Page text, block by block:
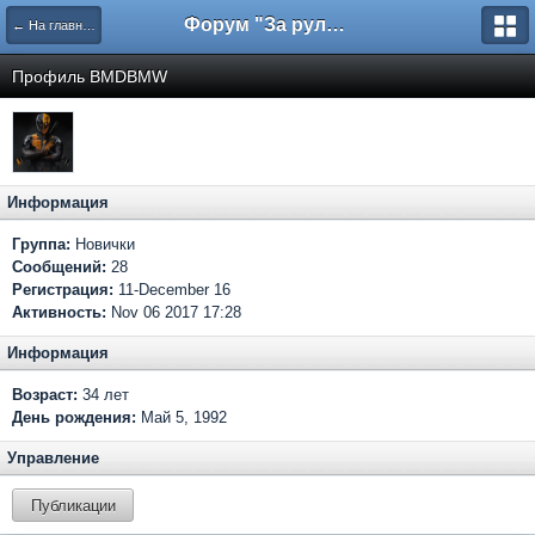
← На главную Форум "За рулем"
Профиль BMDBMW
Информация
Группа: Новички
Сообщений: 28
Регистрация: 11-December 16
Активность: Nov 06 2017 17:28
Информация
Возраст: 34 лет
День рождения: Май 5, 1992
Управление
Публикации